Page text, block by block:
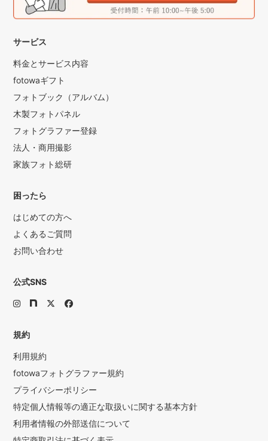
サービス
料金とサービス内容
fotowaギフト
フォトブック（アルバム）
木製フォトパネル
フォトグラファー登録
法人・商用撮影
家族フォト総研
困ったら
はじめての方へ
よくあるご質問
お問い合わせ
公式SNS
規約
利用規約
fotowaフォトグラファー規約
プライバシーポリシー
特定個人情報等の適正な取扱いに関する基本方針
利用者情報の外部送信について